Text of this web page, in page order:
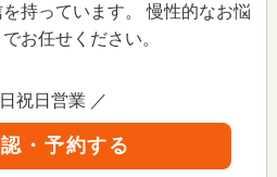
持っています。 慢性的なお悩
お任せください。
祝日営業 ／
・予約する